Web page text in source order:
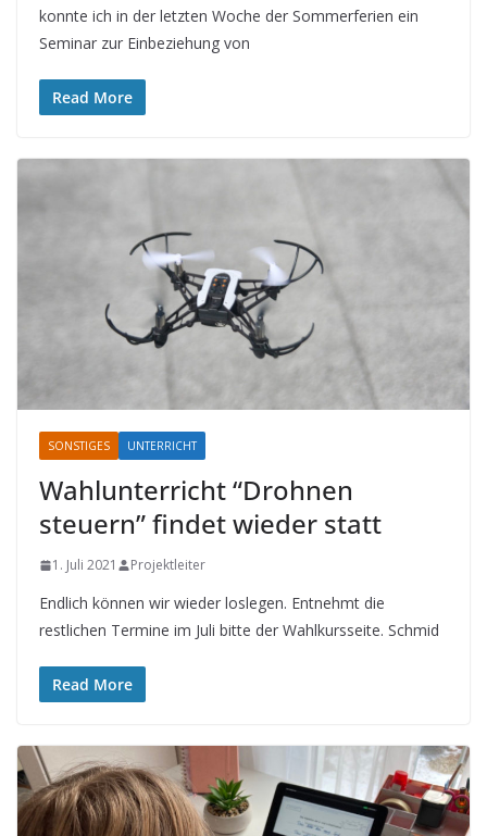
konnte ich in der letzten Woche der Sommerferien ein
Seminar zur Einbeziehung von
Read More
SONSTIGES UNTERRICHT
Wahlunterricht “Drohnen
steuern” findet wieder statt
1. Juli 2021 Projektleiter
Endlich können wir wieder loslegen. Entnehmt die
restlichen Termine im Juli bitte der Wahlkursseite. Schmid
Read More